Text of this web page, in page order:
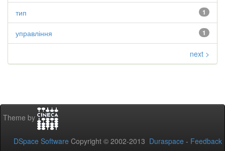
1
тип
1
управління
next >
Theme by
DSpace Software Copyright © 2002-2013 Duraspace - Feedback